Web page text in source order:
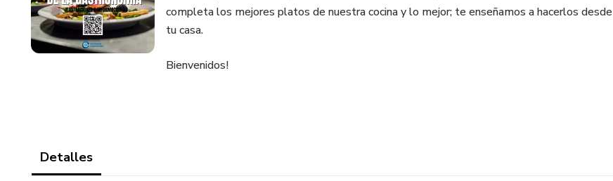
completa los mejores platos de nuestra cocina y lo mejor; te enseñamos a hacerlos desde
tu casa.
Bienvenidos!
Detalles